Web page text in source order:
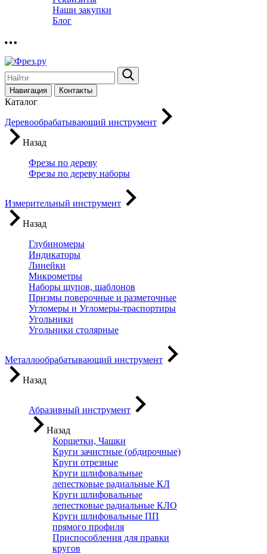
Наши закупки
Блог
Навигация Контакты
Каталог
Деревообрабатывающий инструмент
Назад
Фрезы по дереву
Фрезы по дереву наборы
Измерительный инструмент
Назад
Глубиномеры
Индикаторы
Линейки
Микрометры
Наборы щупов, шаблонов
Призмы поверочные и разметочные
Угломеры и Угломеры-траспортиры
Угольники
Угольники столярные
Металлообрабатывающий инструмент
Назад
Абразивный инструмент
Назад
Корщетки, Чашки
Круги зачистные (обдирочные)
Круги отрезные
Круги шлифовальные
лепестковые радиальные КЛ
Круги шлифовальные
лепестковые радиальные КЛО
Круги шлифовальные ПП
прямого профиля
Приспособления для правки
кругов